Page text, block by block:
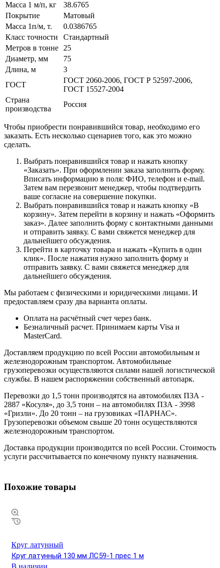
Масса 1 м/п, кг
38.6765
Покрытие
Матовый
Масса 1п/м, т.
0.0386765
Класс точности
Стандартный
Метров в тонне
25
Диаметр, мм
75
Длина, м
3
ГОСТ
ГОСТ 2060-2006, ГОСТ Р 52597-2006,
ГОСТ 15527-2004
Страна
производства
Россия
Чтобы приобрести понравившийся товар, необходимо его
заказать. Есть несколько сценариев того, как это можно
сделать.
Выбрать понравившийся товар и нажать кнопку
«Заказать». При оформлении заказа заполнить форму.
Вписать информацию в поля: ФИО, телефон и e-mail.
Затем вам перезвонит менеджер, чтобы подтвердить
ваше согласие на совершение покупки.
Выбрать понравившийся товар и нажать кнопку «В
корзину». Затем перейти в корзину и нажать «Оформить
заказ». Далее заполнить форму с контактными данными
и отправить заявку. С вами свяжется менеджер для
дальнейшего обсуждения.
Перейти в карточку товара и нажать «Купить в один
клик». После нажатия нужно заполнить форму и
отправить заявку. С вами свяжется менеджер для
дальнейшего обсуждения.
Мы работаем с физическими и юридическими лицами. И
предоставляем сразу два варианта оплаты.
Оплата на расчётный счет через банк.
Безналичный расчет. Принимаем карты Visa и
MasterCard.
Доставляем продукцию по всей России автомобильным и
железнодорожным транспортом. Автомобильные
грузоперевозки осуществляются силами нашей логистической
службы. В нашем распоряжении собственный автопарк.
Перевозки до 1,5 тонн производятся на автомобилях ПЗА -
2887 «Косуля», до 3,5 тонн – на автомобилях ПЗА - 3998
«Гризли». До 20 тонн – на грузовиках «ПАРНАС».
Грузоперевозки объемом свыше 20 тонн осуществляются
железнодорожным транспортом.
Доставка продукции производится по всей России. Стоимость
услуги рассчитывается по конечному пункту назначения.
Похожие товары
Круг латунный
Круг латунный 130 мм ЛС59-1 прес 1 м